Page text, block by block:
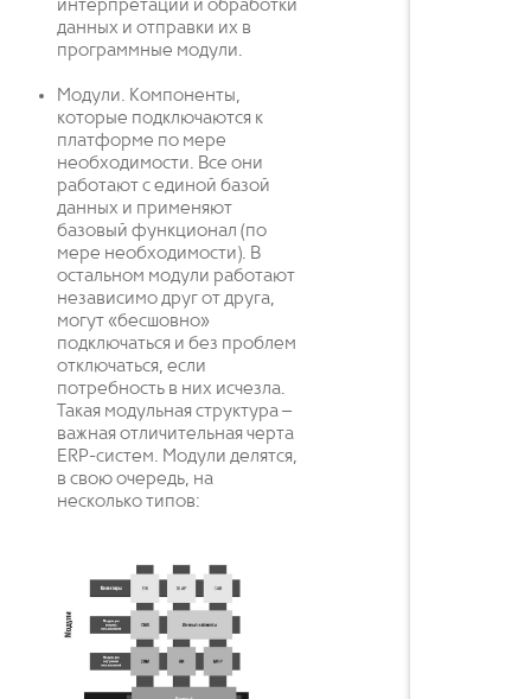
интерпретации и обработки
данных и отправки их в
программные модули.
Модули. Компоненты,
которые подключаются к
платформе по мере
необходимости. Все они
работают с единой базой
данных и применяют
базовый функционал (по
мере необходимости). В
остальном модули работают
независимо друг от друга,
могут «бесшовно»
подключаться и без проблем
отключаться, если
потребность в них исчезла.
Такая модульная структура –
важная отличительная черта
ERP-систем. Модули делятся,
в свою очередь, на
несколько типов: